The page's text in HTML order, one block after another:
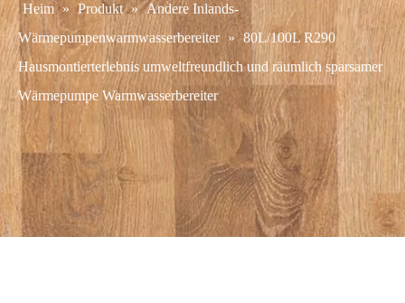
Heim » Produkt » Andere Inlands-
Wärmepumpenwarmwasserbereiter » 80L/100L R290
Hausmontierterlebnis umweltfreundlich und räumlich sparsamer
Wärmepumpe Warmwasserbereiter